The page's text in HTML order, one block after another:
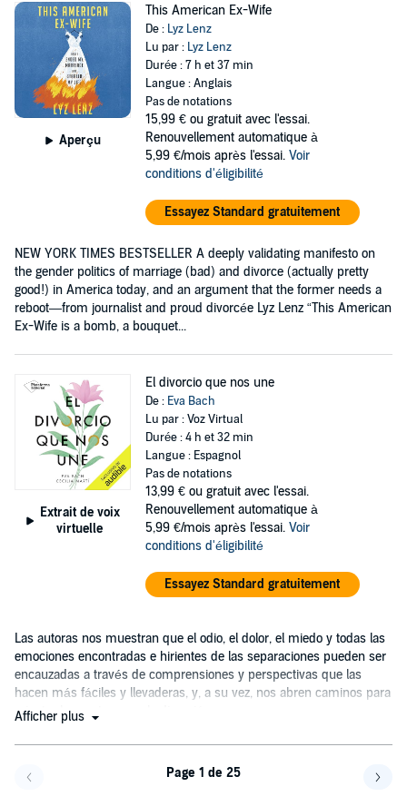
Aperçu
This American Ex-Wife
De : Lyz Lenz
Lu par : Lyz Lenz
Durée : 7 h et 37 min
Langue : Anglais
Pas de notations
15,99 € ou gratuit avec l'essai.
Renouvellement automatique à
5,99 €/mois après l'essai. Voir
conditions d'éligibilité
Essayez Standard gratuitement
NEW YORK TIMES BESTSELLER A deeply validating manifesto on
the gender politics of marriage (bad) and divorce (actually pretty
good!) in America today, and an argument that the former needs a
reboot—from journalist and proud divorcée Lyz Lenz “This American
Ex-Wife is a bomb, a bouquet...
Extrait de voix
virtuelle
El divorcio que nos une
De : Eva Bach
Lu par : Voz Virtual
Durée : 4 h et 32 min
Langue : Espagnol
Pas de notations
13,99 € ou gratuit avec l'essai.
Renouvellement automatique à
5,99 €/mois après l'essai. Voir
conditions d'éligibilité
Essayez Standard gratuitement
Las autoras nos muestran que el odio, el dolor, el miedo y todas las
emociones encontradas e hirientes de las separaciones pueden ser
encauzadas a través de comprensiones y perspectivas que las
hacen más fáciles y llevaderas, y, a su vez, nos abren caminos para
orientar las rupturas en la dirección.
Afficher plus
Page 1 de 25